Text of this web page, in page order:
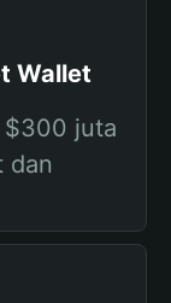
Wallet
$300 juta
dan